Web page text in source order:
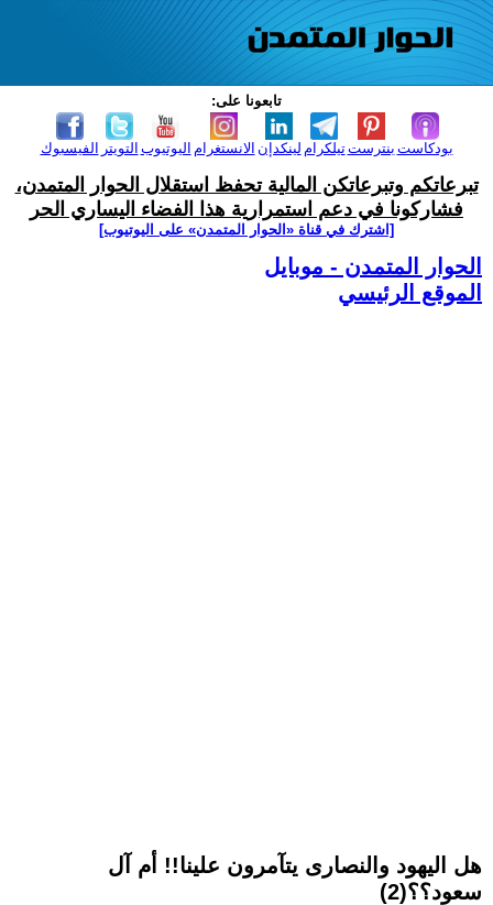
تابعونا على:
الفيسبوك التويتر اليوتيوب الانستغرام لينكدإن تيلكرامبنترست بودكاست
تبرعاتكم وتبرعاتكن المالية تحفظ استقلال الحوار المتمدن،
فشاركونا في دعم استمرارية هذا الفضاء اليساري الحر
[اشترك في قناة ‫«الحوار المتمدن» على اليوتيوب]
الحوار المتمدن - موبايل
الموقع الرئيسي
هل اليهود والنصارى يتآمرون علينا!! أم آل
سعود؟؟(2)